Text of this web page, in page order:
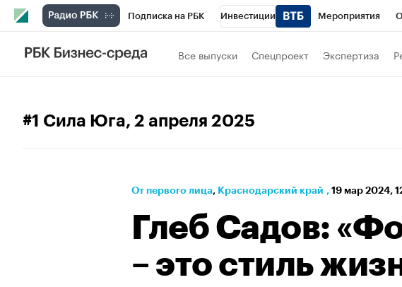
Подписка на РБК Инвестиции Мероприятия
РБК Вино Все выпуски Спецпроект Экспертиза
#1 Сила Юга, 2 апреля 2025
От первого лица⁠, Краснодарский край , 19 мар 2024,
Глеб Садов:
– это стиль